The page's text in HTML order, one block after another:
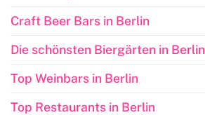
Craft Beer Bars in Berlin
Die schönsten Biergärten in Berlin
Top Weinbars in Berlin
Top Restaurants in Berlin